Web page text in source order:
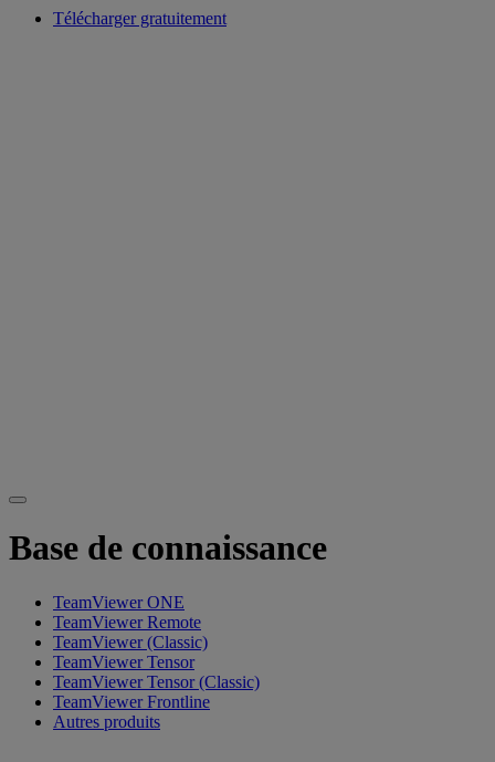
Télécharger gratuitement
Base de connaissance
TeamViewer ONE
TeamViewer Remote
TeamViewer (Classic)
TeamViewer Tensor
TeamViewer Tensor (Classic)
TeamViewer Frontline
Autres produits